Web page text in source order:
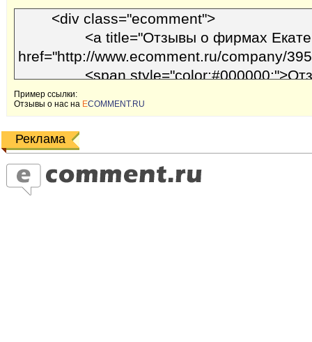
Пример ссылки:
Отзывы o наc на ECOMMENT.RU
Реклама